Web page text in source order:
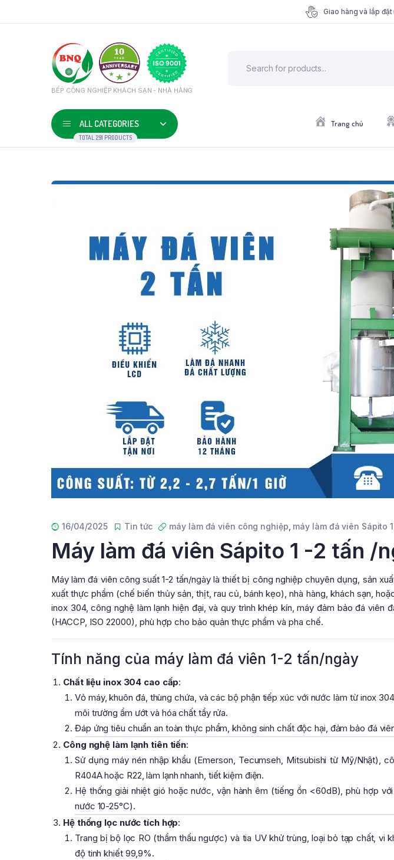
Giao hàng và lắp
BẾP CÔNG NGHIỆP KHÁCH SẠN - NHÀ HÀNG
ALL CATEGORIES
TOTAL 291 PRODUCTS
Trang chủ
16/04/2025 Tin tức máy làm đá viên công nghiệp máy làm đá viên Sápito
Máy làm đá viên Sápito 1 -2 tấn /
Máy làm đá viên công suất 1-2 tấn/ngày là thiết bị công nghiệp chuyên dụng, sản
xuất thực phẩm (chế biến thủy sản, thịt, rau củ, bánh kẹo), nhà hàng, khách sạn,
inox 304, công nghệ làm lạnh hiện đại, và quy trình khép kín, máy đảm bảo đá viên
(HACCP, ISO 22000), phù hợp cho bảo quản thực phẩm và pha chế.
Tính năng của máy làm đá viên 1-2 tấn/ngày
Chất liệu inox 304 cao cấp:
Vỏ máy, khuôn đá, thùng chứa, và các bộ phận tiếp xúc với nước làm từ inox
môi trường ẩm ướt và hóa chất tẩy rửa.
Đáp ứng tiêu chuẩn an toàn thực phẩm, không sinh chất độc hại, đảm bảo đá
Công nghệ làm lạnh tiên tiến:
Sử dụng máy nén nhập khẩu (Emerson, Tecumseh, Mitsubishi từ Mỹ/Nhật),
R404A hoặc R22, làm lạnh nhanh, tiết kiệm điện.
Hệ thống giải nhiệt gió hoặc nước, vận hành êm (tiếng ồn <60dB), phù hợp
nước 10-25°C).
Hệ thống lọc nước tích hợp:
Trang bị bộ lọc RO (thẩm thấu ngược) và tia UV khử trùng, loại bỏ tạp chất, vi
độ tinh khiết 99,9%.